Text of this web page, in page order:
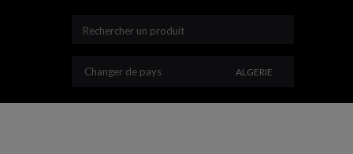
Changer de pays CHANGER DE PAYS
ALGERIE